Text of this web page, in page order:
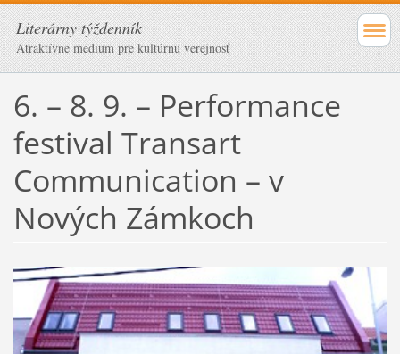
Literárny týždenník
Atraktívne médium pre kultúrnu verejnosť
6. – 8. 9. – Performance
festival Transart
Communication – v
Nových Zámkoch